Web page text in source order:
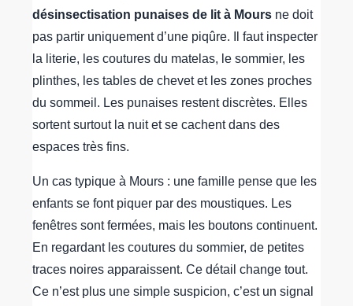
désinsectisation punaises de lit à Mours ne doit
pas partir uniquement d’une piqûre. Il faut inspecter
la literie, les coutures du matelas, le sommier, les
plinthes, les tables de chevet et les zones proches
du sommeil. Les punaises restent discrètes. Elles
sortent surtout la nuit et se cachent dans des
espaces très fins.
Un cas typique à Mours : une famille pense que les
enfants se font piquer par des moustiques. Les
fenêtres sont fermées, mais les boutons continuent.
En regardant les coutures du sommier, de petites
traces noires apparaissent. Ce détail change tout.
Ce n’est plus une simple suspicion, c’est un signal